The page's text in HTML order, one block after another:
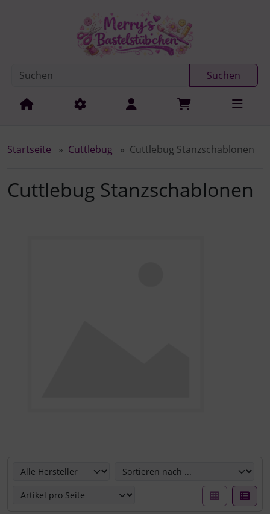
Springe zur Navigation
Suchen
Startseite Cuttlebug Cuttlebug Stanzschablonen
Cuttlebug Stanzschablonen